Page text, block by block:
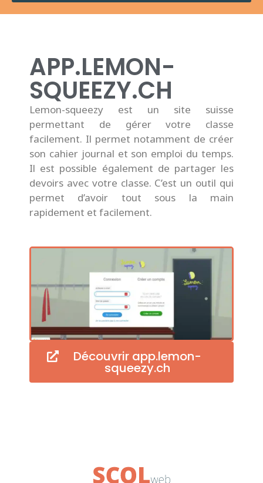
APP.LEMON-
SQUEEZY.CH
Lemon-squeezy est un site suisse
permettant de gérer votre classe
facilement. Il permet notamment de créer
son cahier journal et son emploi du temps.
Il est possible également de partager les
devoirs avec votre classe. C’est un outil qui
permet d’avoir tout sous la main
rapidement et facilement.
Découvrir app.lemon-
squeezy.ch